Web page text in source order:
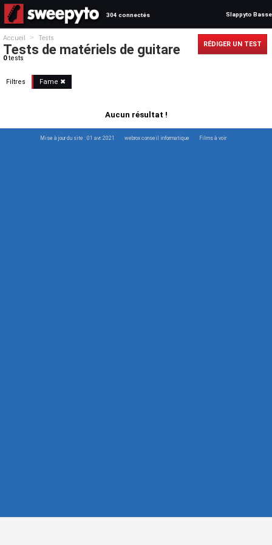
304 connectés Slappyto Basse
Accueil > Tests
Tests de matériels de guitare
0tests
RÉDIGER UN TEST
Filtres Fame ✖
Aucun résultat !
Mise à jour du site : 01 avr. 2021 webrox conseil informatique Films à voir